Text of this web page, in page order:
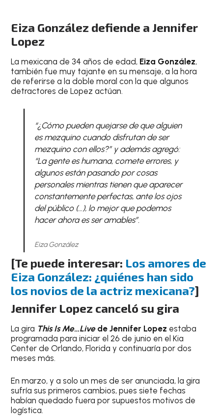
Eiza González defiende a Jennifer
Lopez
La mexicana de 34 años de edad, Eiza González,
también fue muy tajante en su mensaje, a la hora
de referirse a la doble moral con la que algunos
detractores de Lopez actúan.
“¿Cómo pueden quejarse de que alguien
es mezquino cuando disfrutan de ser
mezquino con ellos?” y además agregó:
“La gente es humana, comete errores, y
algunos están pasando por cosas
personales mientras tienen que aparecer
constantemente perfectas, ante los ojos
del público (…), lo mejor que podemos
hacer ahora es ser amables”.
Eiza González
[Te puede interesar: Los amores de
Eiza González: ¿quiénes han sido
los novios de la actriz mexicana?]
Jennifer Lopez canceló su gira
La gira This Is Me…Live de Jennifer Lopez estaba
programada para iniciar el 26 de junio en el Kia
Center de Orlando, Florida y continuaría por dos
meses más.
En marzo, y a solo un mes de ser anunciada, la gira
sufría sus primeros cambios, pues siete fechas
habían quedado fuera por supuestos motivos de
logística.